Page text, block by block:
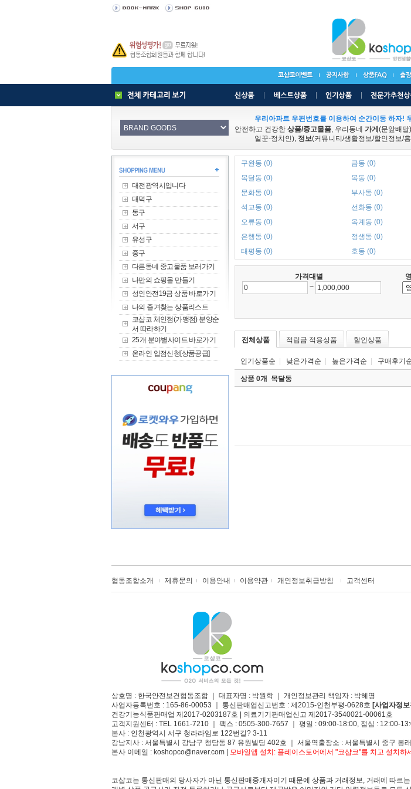
우리아파트 우편번호를 이용하여 순간이동 하자!
안전하고 건강한 상품/중고물품, 우리동네 가게 (문앞배달
일꾼-정치인), 정보(커뮤니티/생활정보/할인정보/
대전광역시입니다
대덕구
동구
서구
유성구
중구
다른동네 중고물품 보러가기
나만의 쇼핑몰 만들기
성인안전19금 상품 바로가기
나의 즐겨찾는 상품리스트
코샵코 체인점(가맹점) 분양순
서 따라하기
25개 분야별사이트 바로가기
온라인 입점신청[상품공급]
구완동 (0) 금동 (0)
목달동 (0)
목동 (0)
문화동 (0)
부사동 (0)
석교동 (0)
선화동 (0)
오류동 (0)
옥계동 (0)
은행동 (0)
정생동 (0)
태평동 (0)
호동 (0)
가격대별
~
전체상품 적립금 적용상품 할인상품
인기상품순 낮은가격순 높은가격순 구매후기
상품 0개 목달동
협동조합소개 제휴문의 이용안내 이용약관 개인정보취급방침 고객센터
상호명 : 한국안전보건협동조합 ｜ 대표자명 : 박원학 ｜ 개인정보관리 책임자 : 박혜영
사업자등록번호 : 165-86-00053 ｜ 통신판매업신고번호 : 제2015-인천부평-0628호 [사업자정보
건강기능식품판매업 제2017-0203187호 | 의료기기판매업신고 제2017-3540021-00061호
고객지원센터 : TEL 1661-7210 ｜ 팩스 : 0505-300-7657 ｜ 평일 : 09:00-18:00, 점심 : 12:00-
본사 : 인천광역시 서구 청라라임로 122번길? 3-11
강남지사 : 서울특별시 강남구 청담동 87 유원빌딩 402호 ｜ 서울역출장소 : 서울특별시 중구 봉
본사 이메일 : koshopco@naver.com | 모바일앱 설치: 플레이스토어에서 "코샵코"를 치고 설치하
코샵코는 통신판매의 당사자가 아닌 통신판매중개자이기 때문에 상품과 거래정보, 거래에 따르